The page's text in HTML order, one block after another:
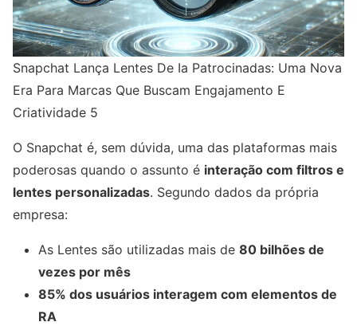
Snapchat Lança Lentes De Ia Patrocinadas: Uma Nova
Era Para Marcas Que Buscam Engajamento E
Criatividade 5
O Snapchat é, sem dúvida, uma das plataformas mais
poderosas quando o assunto é interação com filtros e
lentes personalizadas. Segundo dados da própria
empresa:
As Lentes são utilizadas mais de 80 bilhões de
vezes por mês
85% dos usuários interagem com elementos de
RA